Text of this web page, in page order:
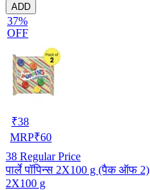
ADD
37%
OFF
₹38
MRP₹60
38 Regular Price
पार्ले पॉपिन्स 2X100 g (पैक ऑफ 2)
2X100 g